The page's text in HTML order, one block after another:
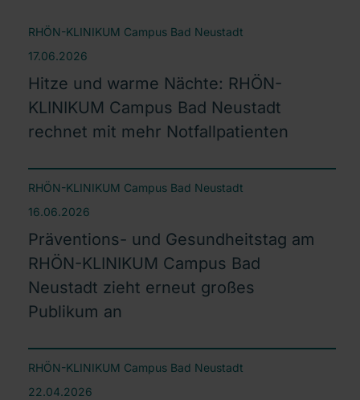
RHÖN-KLINIKUM Campus Bad Neustadt
17.06.2026
Hitze und warme Nächte: RHÖN-
KLINIKUM Campus Bad Neustadt
rechnet mit mehr Notfallpatienten
RHÖN-KLINIKUM Campus Bad Neustadt
16.06.2026
Präventions- und Gesundheitstag am
RHÖN-KLINIKUM Campus Bad
Neustadt zieht erneut großes
Publikum an
RHÖN-KLINIKUM Campus Bad Neustadt
22.04.2026